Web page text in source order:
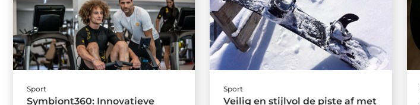
Sport
Symbiont360: Innovatieve
Sport
Veilig en stijlvol de piste af met